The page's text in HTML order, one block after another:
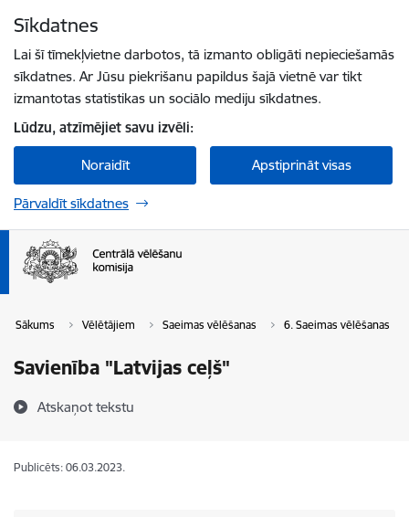
Sīkdatnes
Lai šī tīmekļvietne darbotos, tā izmanto obligāti nepieciešamās
sīkdatnes. Ar Jūsu piekrišanu papildus šajā vietnē var tikt
izmantotas statistikas un sociālo mediju sīkdatnes.
Lūdzu, atzīmējiet savu izvēli:
Noraidīt Apstiprināt visas
Pārvaldīt sīkdatnes
Sākums Vēlētājiem Saeimas vēlēšanas 6. Saeimas vēlēšanas
Savienība "Latvijas ceļš"
Atskaņot tekstu
Publicēts: 06.03.2023.